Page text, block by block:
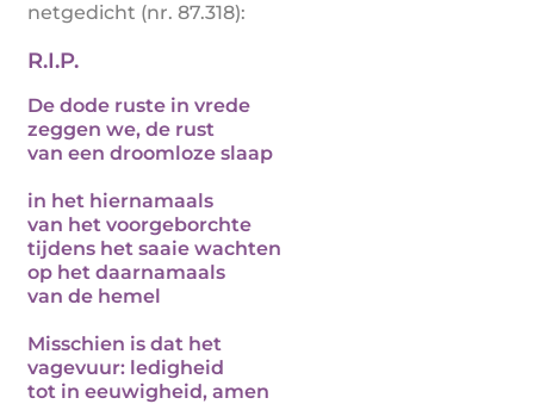
netgedicht (nr. 87.318):
R.I.P.
De dode ruste in vrede
zeggen we, de rust
van een droomloze slaap
in het hiernamaals
van het voorgeborchte
tijdens het saaie wachten
op het daarnamaals
van de hemel
Misschien is dat het
vagevuur: ledigheid
tot in eeuwigheid, amen